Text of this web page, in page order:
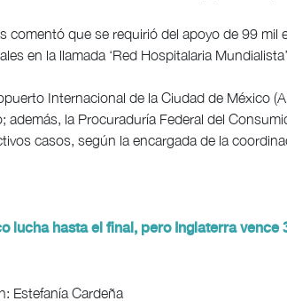
comentó que se requirió del apoyo de 99
en la llamada ‘Red Hospitalaria
Internacional de la Ciudad de México
además, la Procuraduría Federal del
casos, según la encargada de la
lucha hasta el final, pero Inglaterra
Estefanía Cardeña